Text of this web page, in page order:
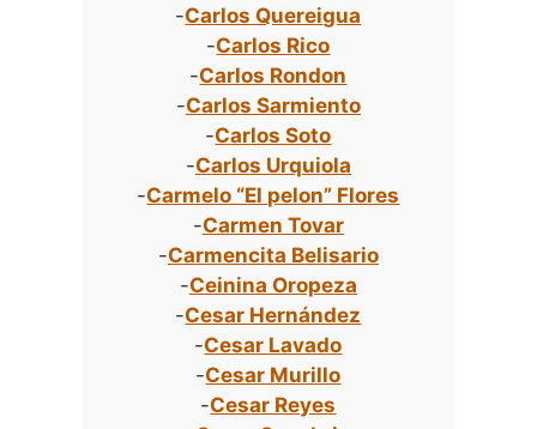
-Carlos Quereigua
-Carlos Rico
-Carlos Rondon
-Carlos Sarmiento
-Carlos Soto
-Carlos Urquiola
-Carmelo “El pelon” Flores
-Carmen Tovar
-Carmencita Belisario
-Ceinina Oropeza
-Cesar Hernández
-Cesar Lavado
-Cesar Murillo
-Cesar Reyes